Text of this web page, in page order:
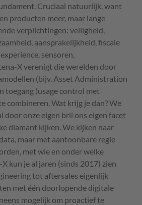
Cruciaal natuurlijk, want
producten meer, maar lange
verplichtingen: veiligheid,
aansprakelijkheid, fiscale
sensoren,
X verenigt die werelden door
(bijv. Asset Administration
toegang (usage control met
combineren. Wat krijg je dan? We
door onze eigen bril ons eigen facet
diamant kijken. We kijken naar
maar met aantoonbare regie
met wie en onder welke
kun je al jaren (sinds 2017) zien
tot aftersales eigenlijk
met één doorlopende digitale
mogelijk om proactief te